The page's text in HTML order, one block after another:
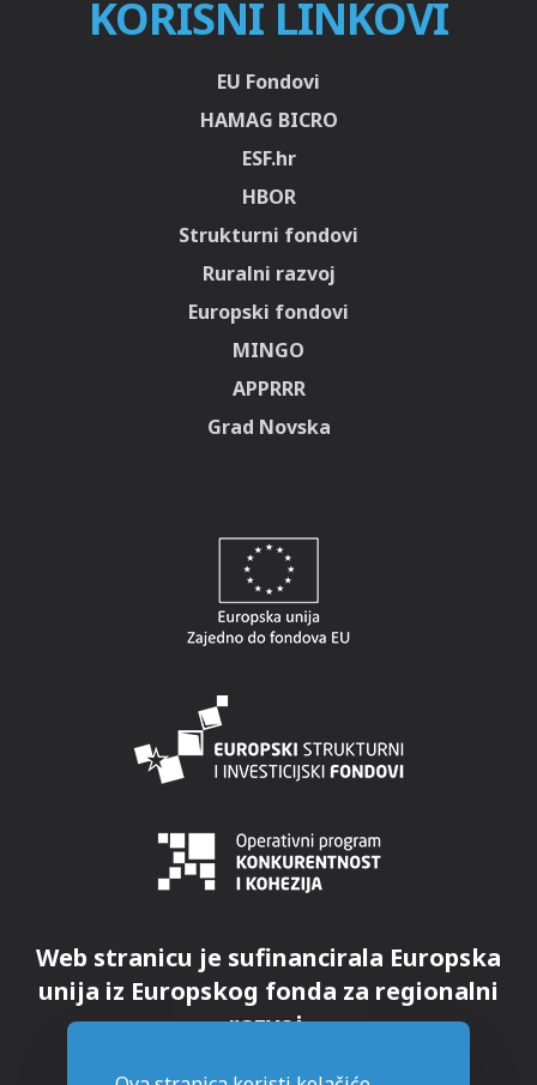
KORISNI LINKOVI
EU Fondovi
HAMAG BICRO
ESF.hr
HBOR
Strukturni fondovi
Ruralni razvoj
Europski fondovi
MINGO
APPRRR
Grad Novska
Web stranicu je sufinancirala Europska
unija iz Europskog fonda za regionalni
razvoj.